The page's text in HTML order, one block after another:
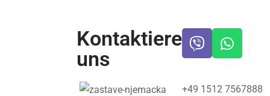
Kontaktiere
uns
+49 1512 7567888